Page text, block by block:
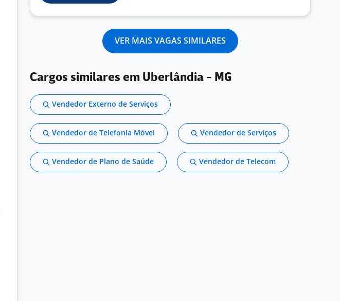
VER MAIS VAGAS SIMILARES
Cargos similares em Uberlândia - MG
Vendedor Externo de Serviços
Vendedor de Telefonia Móvel Vendedor de Serviços
Vendedor de Plano de Saúde Vendedor de Telecom